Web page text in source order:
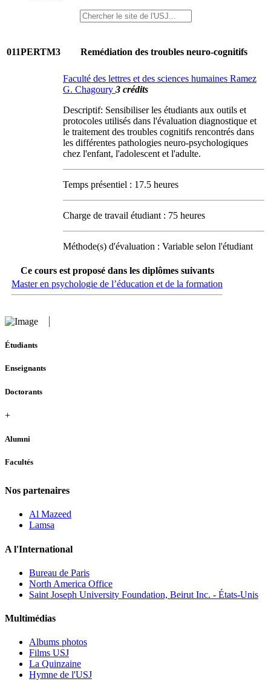
011PERTM3 Remédiation des troubles neuro-cognitifs
Faculté des lettres et des sciences humaines Ramez
G. Chagoury 3 crédits
Descriptif: Sensibiliser les étudiants aux outils et
protocoles utilisés dans l'évaluation diagnostique et
le traitement des troubles cognitifs rencontrés dans
les différentes pathologies neuro-psychologiques
chez l'enfant, l'adolescent et l'adulte.
Temps présentiel : 17.5 heures
Charge de travail étudiant : 75 heures
Méthode(s) d'évaluation : Variable selon l'étudiant
Ce cours est proposé dans les diplômes suivants
Master en psychologie de l’éducation et de la formation
Étudiants
Enseignants
Doctorants
+
Alumni
Facultés
Nos partenaires
Al Mazeed
Lamsa
A l'International
Bureau de Paris
North America Office
Saint Joseph University Foundation, Beirut Inc. - États-Unis
Multimédias
Albums photos
Films USJ
La Quinzaine
Hymne de l'USJ